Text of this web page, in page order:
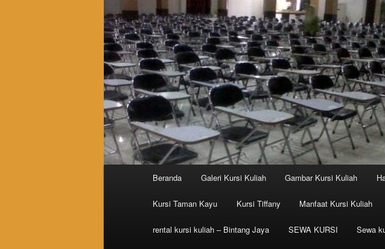
Skip to primary content
Skip to secondary content
Beranda Galeri Kursi Kuliah Gambar Kursi Kuliah
Kursi Taman Kayu Kursi Tiffany Manfaat Kursi Kuliah
rental kursi kuliah – Bintang Jaya SEWA KURSI Sewa